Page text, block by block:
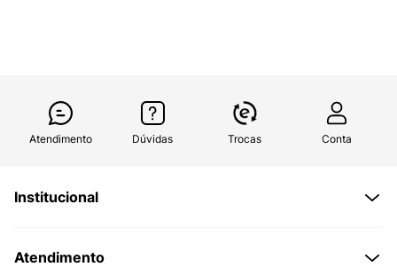
Atendimento Dúvidas Trocas Conta
Institucional
Políticas de Privacidade
Atendimento